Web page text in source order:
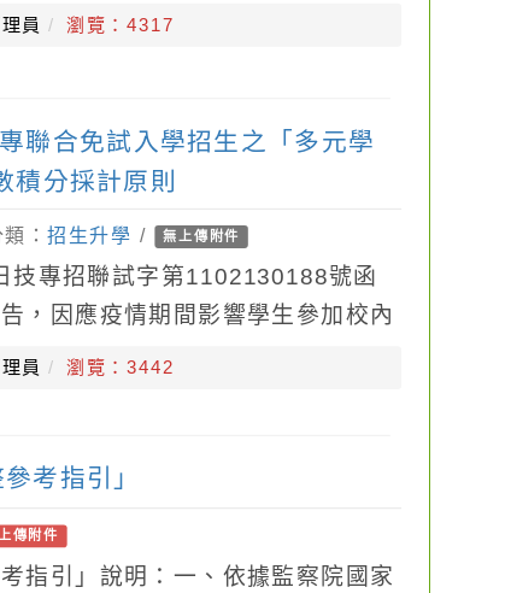
員 瀏覽：4317
聯合免試入學招生之「多元學
積分採計原則
：招生升學 / 無上傳附件
技專招聯試字第1102130188號函
，因應疫情期間影響學生參加校內
加志工或社區服務，「多元學習表
員 瀏覽：3442
考指引」
傳附件
指引」說明：一、依據監察院國家